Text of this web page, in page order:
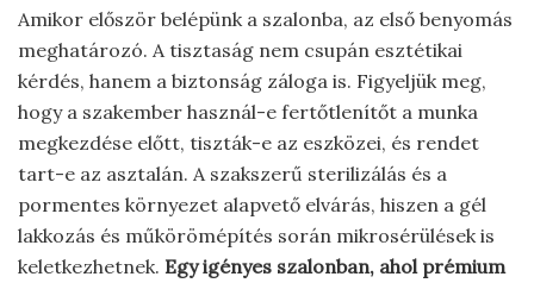
Amikor először belépünk a szalonba, az első benyomás
meghatározó. A tisztaság nem csupán esztétikai
kérdés, hanem a biztonság záloga is. Figyeljük meg,
hogy a szakember használ-e fertőtlenítőt a munka
megkezdése előtt, tiszták-e az eszközei, és rendet
tart-e az asztalán. A szakszerű sterilizálás és a
pormentes környezet alapvető elvárás, hiszen a gél
lakkozás és műkörömépítés során mikrosérülések is
keletkezhetnek. Egy igényes szalonban, ahol prémium